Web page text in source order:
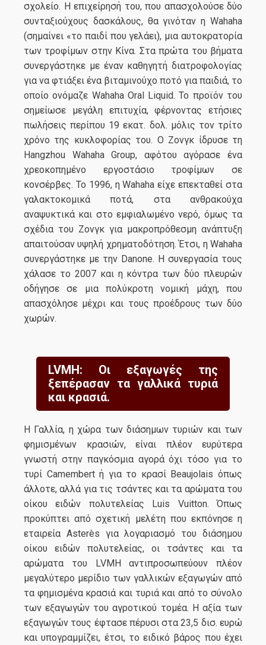
σχολείο. Η επιχείρησή του, που απασχολούσε δύο
συνταξιούχους δασκάλους, θα γινόταν η Wahaha
(σημαίνει «το παιδί που γελάει), μια αυτοκρατορία
των τροφίμων στην Κίνα. Στα πρώτα του βήματα
συνεργάστηκε με έναν καθηγητή διατροφολογίας
για να φτιάξει ένα βιταμινούχο ποτό για παιδιά, το
οποίο ονόμαζε Wahaha Oral Liquid. Το προϊόν του
σημείωσε μεγάλη επιτυχία, φέρνοντας ετήσιες
πωλήσεις περίπου 19 εκατ. δολ. μόλις τον τρίτο
χρόνο της κυκλοφορίας του. Ο Ζονγκ ίδρυσε τη
Hangzhou Wahaha Group, αφότου αγόρασε ένα
χρεοκοπημένο εργοστάσιο τροφίμων σε
κονσέρβες. Το 1996, η Wahaha είχε επεκταθεί στα
γαλακτοκομικά ποτά, στα ανθρακούχα
αναψυκτικά και στο εμφιαλωμένο νερό, όμως τα
σχέδια του Ζονγκ για μακροπρόθεσμη ανάπτυξη
απαιτούσαν υψηλή χρηματοδότηση. Έτσι, η Wahaha
συνεργάστηκε με την Danone. Η συνεργασία τους
χάλασε το 2007 και η κόντρα των δύο πλευρών
οδήγησε σε μια πολύκροτη νομική μάχη, που
απασχόλησε μέχρι και τους προέδρους των δύο
χωρών.
LVMH: Οι εξαγωγές της
ξεπέρασαν τα γαλλικά τυριά
και κρασιά.
Η Γαλλία, η χώρα των διάσημων τυριών και των
φημισμένων κρασιών, είναι πλέον ευρύτερα
γνωστή στην παγκόσμια αγορά όχι τόσο για το
τυρί Camembert ή για το κρασί Beaujolais όπως
άλλοτε, αλλά για τις τσάντες και τα αρώματα του
οίκου ειδών πολυτελείας Luis Vuitton. Όπως
προκύπτει από σχετική μελέτη που εκπόνησε η
εταιρεία Asterès για λογαριασμό του διάσημου
οίκου ειδών πολυτελείας, οι τσάντες και τα
αρώματα του LVMH αντιπροσωπεύουν πλέον
μεγαλύτερο μερίδιο των γαλλικών εξαγωγών από
τα φημισμένα κρασιά και τυριά και από το σύνολο
των εξαγωγών του αγροτικού τομέα. Η αξία των
εξαγωγών τους έφτασε πέρυσι στα 23,5 δισ. ευρώ
και υπογραμμίζει, έτσι, το ειδικό βάρος που έχει